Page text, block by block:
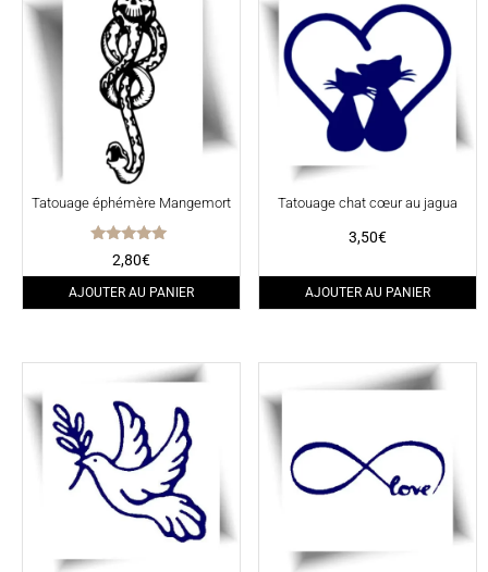
Tatouage éphémère Mangemort
Note
5.00
2,80€
AJOUTER AU PANIER
Tatouage chat cœur au jagua
3,50€
AJOUTER AU PANIER